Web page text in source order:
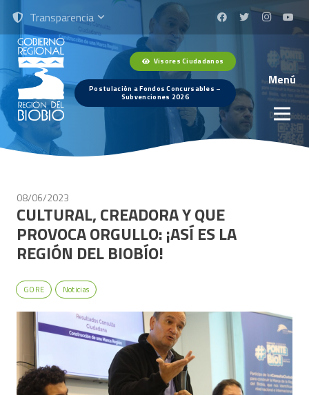
Transparencia
Visores Ciudadanos
Postulación a Fondos Concursables –
Subvenciones 2026
Menú
08/06/2023
CULTURAL, CREADORA Y QUE
PROVOCA ORGULLO: ¡ASÍ ES LA
REGIÓN DEL BIOBÍO!
GORE Noticias